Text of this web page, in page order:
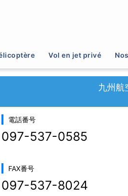
Vol en jet privé
九州航
電話番号
097-537-0585
FAX番号
097-537-8024